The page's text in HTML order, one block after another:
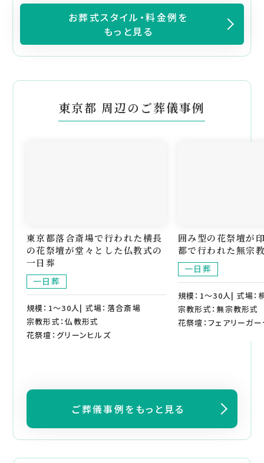
お葬式スタイル・料金例を
もっと見る
東京都 周辺のご葬儀事例
東京都落合斎場で行われた横長
の花祭壇が堂々とした仏教式の
一日葬
一日葬
規模：1～30人| 式場：落合斎場
宗教形式：仏教形式
花祭壇：グリーンヒルズ
囲み型の花祭壇が
都で行われた無宗
一日葬
規模：1～30人| 式場：
宗教形式：無宗教形式
花祭壇：フェアリーガ
ご葬儀事例をもっと見る